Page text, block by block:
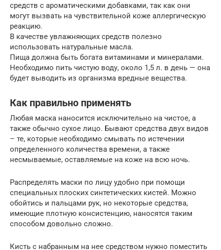
средств с ароматическими добавками, так как они
могут вызвать на чувствительной коже аллергическую
реакцию.
В качестве увлажняющих средств полезно
использовать натуральные масла.
Пища должна быть богата витаминами и минералами.
Необходимо пить чистую воду, около 1,5 л. в день — она
будет выводить из организма вредные вещества.
Как правильно применять
Любая маска наносится исключительно на чистое, а
также обычно сухое лицо. Бывают средства двух видов
– те, которые необходимо смывать по истечении
определенного количества времени, а также
несмываемые, оставляемые на коже на всю ночь.
Распределять маски по лицу удобно при помощи
специальных плоских синтетических кистей. Можно
обойтись и пальцами рук, но некоторые средства,
имеющие плотную консистенцию, наносятся таким
способом довольно сложно.
Кисть с набранным на нее средством нужно поместить